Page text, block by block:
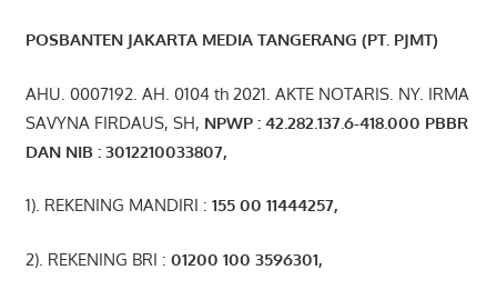
POSBANTEN JAKARTA MEDIA TANGERANG (PT. PJMT)
AHU. 0007192. AH. 0104 th 2021. AKTE NOTARIS. NY. IRMA
SAVYNA FIRDAUS, SH, NPWP : 42.282.137.6-418.000 PBBR
DAN NIB :3012210033807,
1). REKENING MANDIRI : 155 00 11444257,
2). REKENING BRI : 01200 100 3596301,